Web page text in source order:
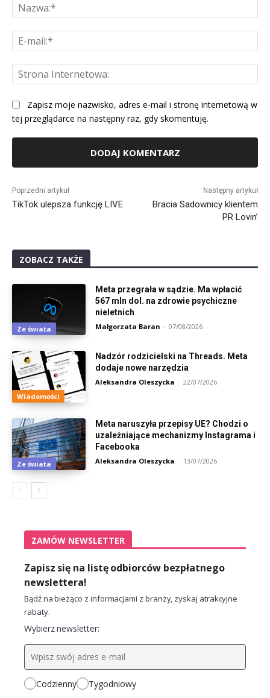
Zapisz moje nazwisko, adres e-mail i stronę internetową w
tej przeglądarce na następny raz, gdy skomentuję.
Poprzedni artykuł
TikTok ulepsza funkcję LIVE
Następny artykuł
Bracia Sadownicy klientem
PR Lovin’
ZOBACZ TAKŻE
Ze świata
Meta przegrała w sądzie. Ma wpłacić
567 mln dol. na zdrowie psychiczne
nieletnich
Małgorzata Baran - 07/08/2026
Wiadomości
Nadzór rodzicielski na Threads. Meta
dodaje nowe narzędzia
Aleksandra Oleszycka - 22/07/2026
Ze świata
Meta naruszyła przepisy UE? Chodzi o
uzależniające mechanizmy Instagrama i
Facebooka
Aleksandra Oleszycka - 13/07/2026
ZAMÓW NEWSLETTER
Zapisz się na listę odbiorców bezpłatnego
newslettera!
Bądź na bieżąco z informacjami z branży, zyskaj atrakcyjne
rabaty.
Wybierz newsletter:
Codzienny Tygodniowy